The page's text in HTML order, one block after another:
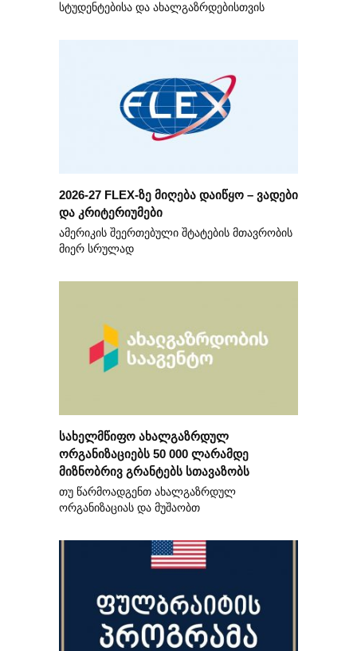
სტუდენტებისა და ახალგაზრდებისთვის
2026-27 FLEX-ზე მიღება დაიწყო – ვადები
და კრიტერიუმები
ამერიკის შეერთებული შტატების მთავრობის
მიერ სრულად
სახელმწიფო ახალგაზრდულ
ორგანიზაციებს 50 000 ლარამდე
მიზნობრივ გრანტებს სთავაზობს
თუ წარმოადგენთ ახალგაზრდულ
ორგანიზაციას და მუშაობთ